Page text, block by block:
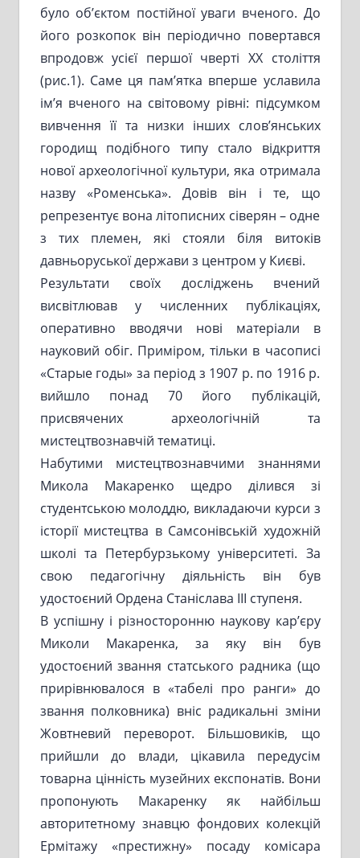
було об’єктом постійної уваги вченого. До
його розкопок він періодично повертався
впродовж усієї першої чверті ХХ століття
(рис.1). Саме ця пам’ятка вперше уславила
ім’я вченого на світовому рівні: підсумком
вивчення її та низки інших слов’янських
городищ подібного типу стало відкриття
нової археологічної культури, яка отримала
назву «Роменська». Довів він і те, що
репрезентує вона літописних сіверян – одне
з тих племен, які стояли біля витоків
давньоруської держави з центром у Києві.
Результати своїх досліджень вчений
висвітлював у численних публікаціях,
оперативно вводячи нові матеріали в
науковий обіг. Приміром, тільки в часописі
«Старые годы» за період з 1907 р. по 1916 р.
вийшло понад 70 його публікацій,
присвячених археологічній та
мистецтвознавчій тематиці.
Набутими мистецтвознавчими знаннями
Микола Макаренко щедро ділився зі
студентською молоддю, викладаючи курси з
історії мистецтва в Самсонівській художній
школі та Петербурзькому університеті. За
свою педагогічну діяльність він був
удостоєний Ордена Станіслава ІІІ ступеня.
В успішну і різносторонню наукову кар’єру
Миколи Макаренка, за яку він був
удостоєний звання статського радника (що
прирівнювалося в «табелі про ранги» до
звання полковника) вніс радикальні зміни
Жовтневий переворот. Більшовиків, що
прийшли до влади, цікавила передусім
товарна цінність музейних експонатів. Вони
пропонують Макаренку як найбільш
авторитетному знавцю фондових колекцій
Ермітажу «престижну» посаду комісара